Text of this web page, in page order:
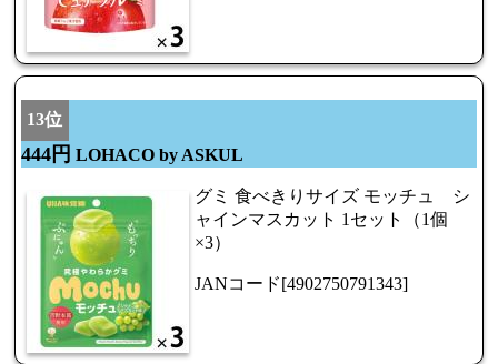
13位
444円 LOHACO by ASKUL
グミ 食べきりサイズ モッチュ シ
ャインマスカット 1セット（1個
×3）
JANコード[4902750791343]